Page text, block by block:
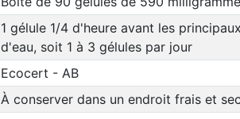
1 gélule 1/4 d'heure avant les
d'eau, soit 1 à 3 gélules par jour
Ecocert - AB
À conserver dans un endroit frais et